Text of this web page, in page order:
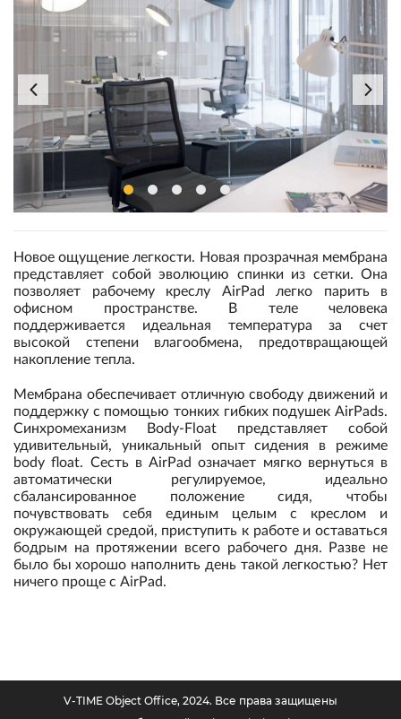
Новое ощущение легкости. Новая прозрачная мембрана
представляет собой эволюцию спинки из сетки. Она
позволяет рабочему креслу AirPad легко парить в
офисном пространстве. В теле человека
поддерживается идеальная температура за счет
высокой степени влагообмена, предотвращающей
накопление тепла.
Мембрана обеспечивает отличную свободу движений и
поддержку с помощью тонких гибких подушек AirPads.
Синхромеханизм Body-Float представляет собой
удивительный, уникальный опыт сидения в режиме
body float. Сесть в AirPad означает мягко вернуться в
автоматически регулируемое, идеально
сбалансированное положение сидя, чтобы
почувствовать себя единым целым с креслом и
окружающей средой, приступить к работе и оставаться
бодрым на протяжении всего рабочего дня. Разве не
было бы хорошо наполнить день такой легкостью? Нет
ничего проще с AirPad.
V-TIME Object Office, 2024. Все права защищены